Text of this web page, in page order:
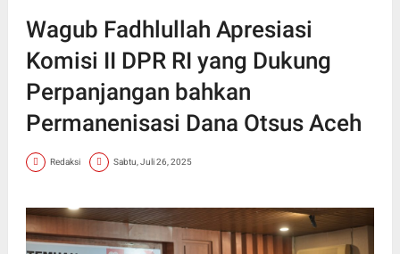
Wagub Fadhlullah Apresiasi
Komisi II DPR RI yang Dukung
Perpanjangan bahkan
Permanenisasi Dana Otsus Aceh
Redaksi Sabtu, Juli 26, 2025